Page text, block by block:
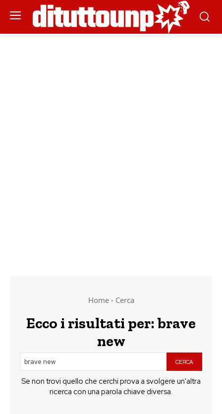
Home Cerca
Ecco i risultati per: brave
new
CERCA
Se non trovi quello che cerchi prova a svolgere un'altra
ricerca con una parola chiave diversa.